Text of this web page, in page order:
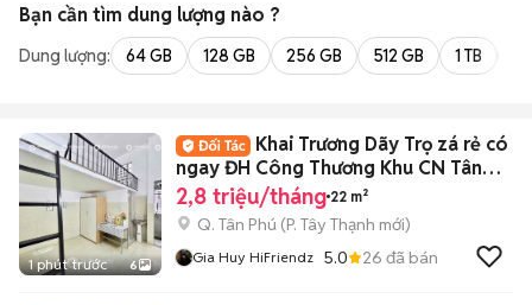
Bạn cần tìm dung lượng nào ?
Dung lượng: 64 GB 128 GB 256 GB 512 GB 1 TB
1 phút trước 6
Khai Trương Dãy Trọ zá rẻ có
ngay ĐH Công Thương Khu CN Tân
Bình☘️
2,8 triệu/tháng 22 m²
Q. Tân Phú (P. Tây Thạnh mới)
Gia Huy HiFriendz 5.0 26 đã bán